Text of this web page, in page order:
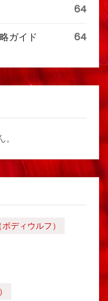
64
ガイド 64
ディウルフ）